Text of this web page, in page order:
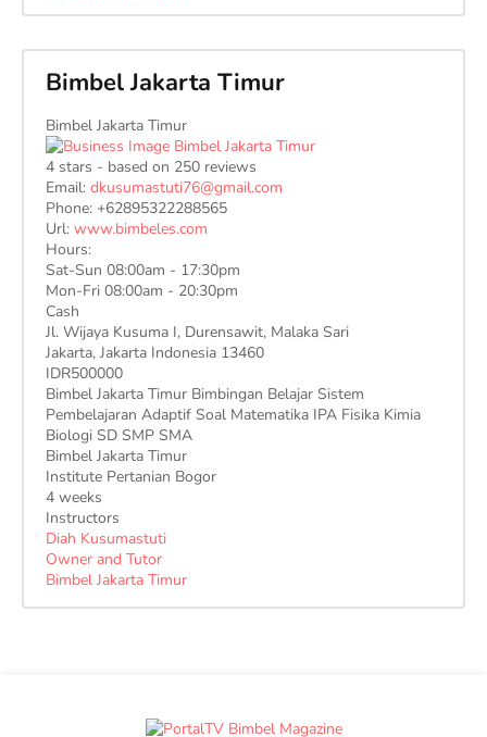
Bimbel Jakarta Timur
Bimbel Jakarta Timur
4stars - based on 250reviews
Email: dkusumastuti76@gmail.com
Phone: +62895322288565
Url: www.bimbeles.com
Hours:
Sat-Sun 08:00am - 17:30pm
Mon-Fri 08:00am - 20:30pm
Cash
Jl. Wijaya Kusuma I, Durensawit, Malaka Sari
Jakarta, Jakarta Indonesia 13460
IDR500000
Bimbel Jakarta Timur Bimbingan Belajar Sistem
Pembelajaran Adaptif Soal Matematika IPA Fisika Kimia
Biologi SD SMP SMA
Bimbel Jakarta Timur
Institute Pertanian Bogor
4 weeks
Instructors
Diah Kusumastuti
Owner and Tutor
Bimbel Jakarta Timur